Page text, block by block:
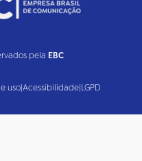
pela EBC
uso|Acessibilidade|LGPD